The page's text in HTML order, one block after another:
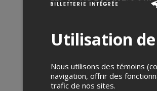
Utilisation
Nous utilisons des témoins
navigation, offrir des
trafic de nos sites.